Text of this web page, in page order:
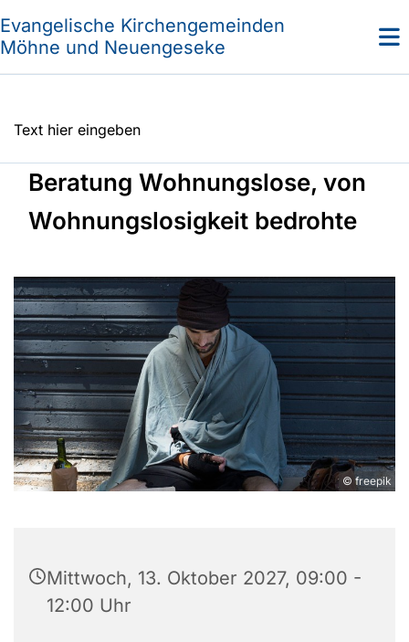
Evangelische Kirchengemeinden
Möhne und Neuengeseke
Text hier eingeben
Beratung Wohnungslose, von
Wohnungslosigkeit bedrohte
© freepik
Mittwoch, 13. Oktober 2027, 09:00 -
12:00 Uhr